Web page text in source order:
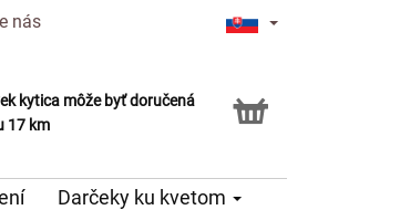
nás
kytica môže byť doručená
17 km
& Collect
Darčeky ku kvetom